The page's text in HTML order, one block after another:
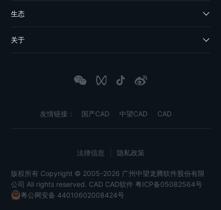
生态
关于
友情链接： 国产CAD 中望CAD CAD
版权所有 Copyright © 2005-2026 广州中望龙腾软件股份有限
公司 All rights reserved. CAD CAD软件 粤ICP备05082564号
粤公网安备 44010602008424号
法律信息 隐私政策